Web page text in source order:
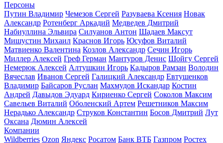
Персоны
Путин Владимир Чемезов Сергей Разуваева Ксения Новак
Александр Ротенберг Аркадий Медведев Дмитрий
Набиуллина Эльвира Силуанов Антон Шадаев Максут
Мишустин Михаил Краснов Игорь Юсуфов Виталий
Матвиенко Валентина Козлов Александр Сечин Игорь
Миллер Алексей Греф Герман Мантуров Денис Шойгу Сергей
Немерюк Алексей Алтушкин Игорь Кадыров Рамзан Володин
Вячеслав Иванов Сергей Галицкий Александр Евтушенков
Владимир Байсаров Руслан Махмудов Искандар Костин
Андрей Давыдов Эдуард Кириенко Сергей Соколов Максим
Савельев Виталий Оболенский Артем Решетников Максим
Нерадько Александр Струков Константин Босов Дмитрий Лут
Оксана Дюмин Алексей
Компании
Wildberries Ozon Яндекс Росатом Банк ВТБ Газпром Ростех